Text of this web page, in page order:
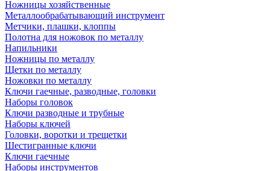
Ножницы хозяйственные
Металлообрабатывающий инструмент
Метчики, плашки, клоппы
Полотна для ножовок по металлу
Напильники
Ножницы по металлу
Щетки по металлу
Ножовки по металлу
Ключи гаечные, разводные, головки
Наборы головок
Ключи разводные и трубные
Наборы ключей
Головки, воротки и трещетки
Шестигранные ключи
Ключи гаечные
Наборы инструментов